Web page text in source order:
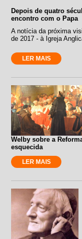
Depois de quatro
encontro com o Papa
A notícia da próxima
de 2017 - à Igreja
LER MAIS
Welby sobre a
esquecida
LER MAIS